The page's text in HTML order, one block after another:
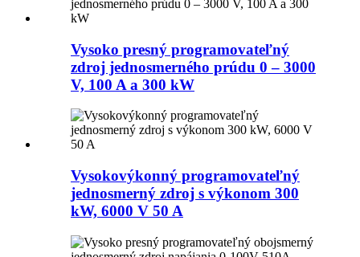
Vysoko presný programovateľný
zdroj jednosmerného prúdu 0 – 3000
V, 100 A a 300 kW
Vysokovýkonný programovateľný
jednosmerný zdroj s výkonom 300
kW, 6000 V 50 A